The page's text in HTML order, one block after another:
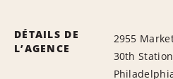
DÉTAILS DE
L’AGENCE
2955
30th